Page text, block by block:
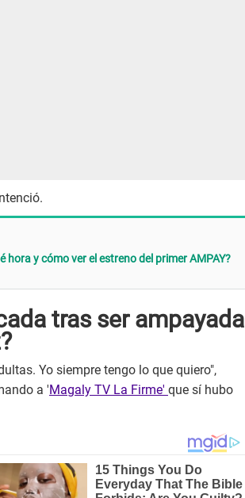
hora y cómo ver el estreno del primer AMPAY?
tras ser ampayada
Yo siempre tengo lo que quiero",
a 'Magaly TV La Firme' que sí hubo